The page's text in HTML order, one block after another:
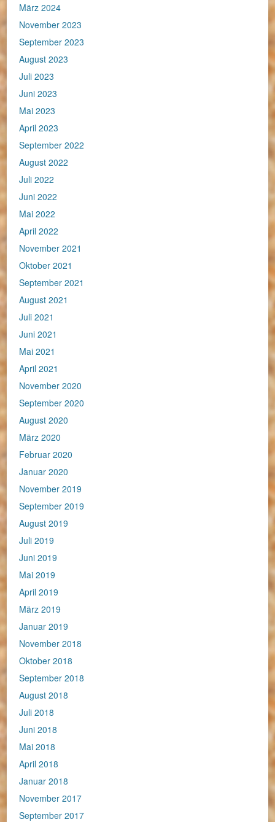
März 2024
November 2023
September 2023
August 2023
Juli 2023
Juni 2023
Mai 2023
April 2023
September 2022
August 2022
Juli 2022
Juni 2022
Mai 2022
April 2022
November 2021
Oktober 2021
September 2021
August 2021
Juli 2021
Juni 2021
Mai 2021
April 2021
November 2020
September 2020
August 2020
März 2020
Februar 2020
Januar 2020
November 2019
September 2019
August 2019
Juli 2019
Juni 2019
Mai 2019
April 2019
März 2019
Januar 2019
November 2018
Oktober 2018
September 2018
August 2018
Juli 2018
Juni 2018
Mai 2018
April 2018
Januar 2018
November 2017
September 2017